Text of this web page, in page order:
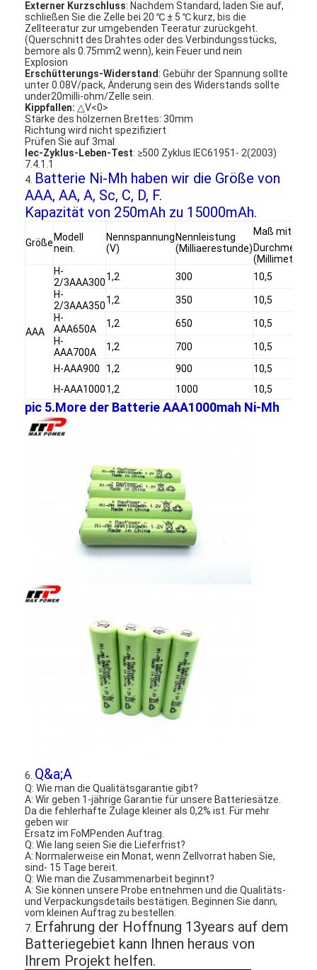
Fabrik-Ausflug
Qualitätskontrolle
Treten Sie mit uns in Verbindung
Nachrichten
Jetzt Chatten
Batterie des Lithiums lifepo4
Lithiumionenakkus
Energieakkumulatoren
NiMH Akkus
NiCd-Akkus
LCD-Ladegerät
NiMH Akkus
Lithium Ion Akku-packs
aufladbare Taschenlae Batterie
Notbeleuchtungsbatterie
Batterie Lis Socl2
Primärlithium-batterie
hybride Autobatterie
Externer Kurzschluss: Nachdem Standard, laden Sie auf,
schließen Sie die Zelle bei 20 ℃ ± 5 ℃ kurz, bis die
Zellteeratur zur umgebenden Teeratur zurückgeht.
(Querschnitt des Drahtes oder des Verbindungsstücks,
bemore als 0.75mm2 wenn), kein Feuer und nein
Explosion
Erschütterungs-Widerstand : Gebühr der Spannung sollte
unter 0.08V/pack, Änderung sein des Widerstands sollte
under20milli-ohm/Zelle sein.
Kippfallen: △V<0>
Stärke des hölzernen Brettes: 30mm
Richtung wird nicht spezifiziert
Prüfen Sie auf 3mal
Iec-Zyklus-Leben-Test: ≥500 Zyklus IEC61951- 2(2003)
7.4.1.1
4. Batterie Ni-Mh haben wir die Größe von
AAA, AA, A, Sc, C, D, F.
Kapazität von 250mAh zu 15000mAh.
Größe Modell
nein.
Nennspannung
(V)
Nennleistung
(Milliaerestunde)
Maß mit Rohr
Durchmesser
(Millimeter)
AAA
H-
2/3AAA3001,2 300 10,5
H-
2/3AAA3501,2 350 10,5
H-
AAA650A
1,2 650 10,5
H-
AAA700A
1,2 700 10,5
H-AAA900
1,2 900 10,5
H-AAA10001,2 1000 10,5
pic 5.More der Batterie AAA1000mah Ni-Mh
6. Q&a;A
Q: Wie man die Qualitätsgarantie gibt?
A: Wir geben 1-jährige Garantie für unsere Batteriesätze.
Da die fehlerhafte Zulage kleiner als 0,2% ist. Für mehr
geben wir
Ersatz im FoMPenden Auftrag.
Q: Wie lang seien Sie die Lieferfrist?
A: Normalerweise ein Monat, wenn Zellvorrat haben Sie,
sind- 15 Tage bereit.
Q: Wie man die Zusammenarbeit beginnt?
A: Sie können unsere Probe entnehmen und die Qualitäts-
und Verpackungsdetails bestätigen. Beginnen Sie dann,
vom kleinen Auftrag zu bestellen.
7. Erfahrung der Hoffnung 13years auf dem
Batteriegebiet kann Ihnen heraus von
Ihrem Projekt helfen.